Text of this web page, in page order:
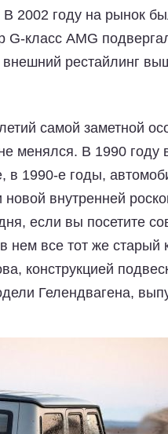
В 2002 году на рынок
G-класс AMG
рестайлинг
самой заметной
менялся. В 1990
в 1990-е годы,
новой внутренней
если вы посетите
нем все тот же старый
конструкцией
Гелендвагена,